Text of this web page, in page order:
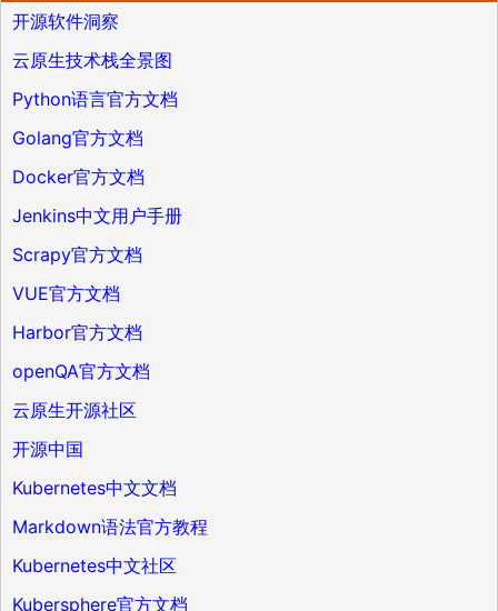
开源软件洞察
云原生技术栈全景图
Python语言官方文档
Golang官方文档
Docker官方文档
Jenkins中文用户手册
Scrapy官方文档
VUE官方文档
Harbor官方文档
openQA官方文档
云原生开源社区
开源中国
Kubernetes中文文档
Markdown语法官方教程
Kubernetes中文社区
Kubersphere官方文档